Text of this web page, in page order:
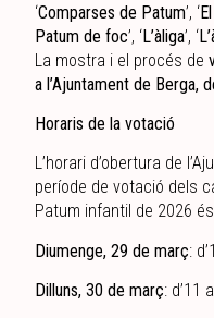
‘Comparses de Patum’, ‘
Patum de foc’, ‘L’àliga’, ‘
La mostra i el procés de
a l’Ajuntament de Berga,
Horaris de la votació
L’horari d’obertura de
període de votació dels
Patum infantil de 2026
Diumenge, 29 de març:
Dilluns, 30 de març: d’11